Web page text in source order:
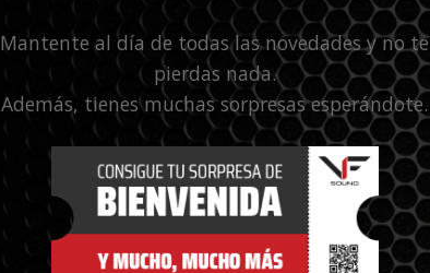
Mantente al día de todas las novedades y no te
pierdas nada.
Además, tienes muchas sorpresas esperándote.